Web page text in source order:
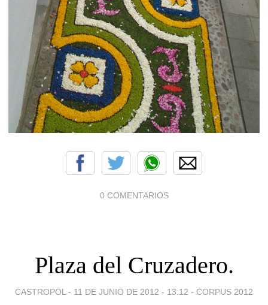
0 COMENTARIOS
Plaza del Cruzadero.
CASTROPOL - 11 DE JUNIO DE 2012 - 13:12 - CORPUS 2012